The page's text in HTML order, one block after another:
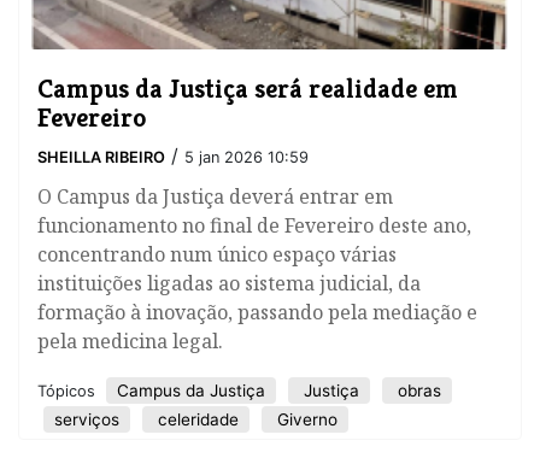
Campus da Justiça será realidade em
Fevereiro
SHEILLA RIBEIRO / 5 jan 2026 10:59
O Campus da Justiça deverá entrar em
funcionamento no final de Fevereiro deste ano,
concentrando num único espaço várias
instituições ligadas ao sistema judicial, da
formação à inovação, passando pela mediação e
pela medicina legal.
Tópicos Campus da Justiça Justiça
obras
serviços
celeridade Giverno